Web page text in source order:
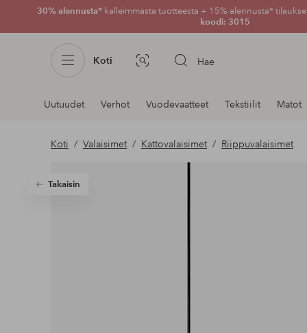
30% alennusta* kalleimmasta tuotteesta + 15% alennusta*
koodi: 3015
Koti Kuvahaku Hae
Navigointi
osastoilla
Uutuudet Verhot Vuodevaatteet Tekstiilit Matot
Koti Valaisimet Kattovalaisimet Riippuvalaisimet
Takaisin